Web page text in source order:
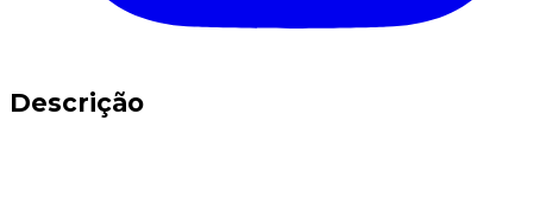
Descrição